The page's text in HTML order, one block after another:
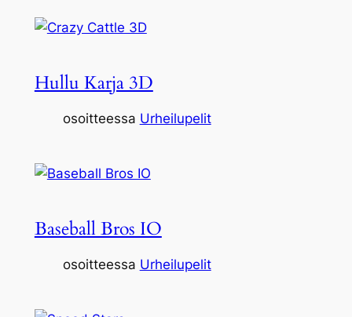
Hullu Karja 3D
osoitteessa Urheilupelit
Baseball Bros IO
osoitteessa Urheilupelit